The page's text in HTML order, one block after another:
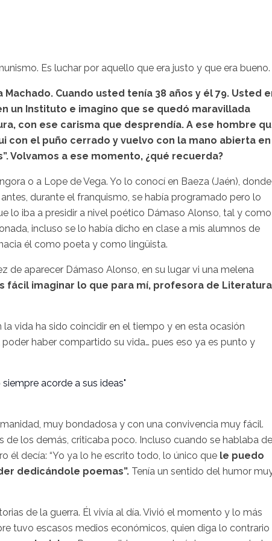
Es luchar por aquello que era justo y que era bueno.
Machado. Cuando usted tenía 38 años y él 79. Usted
un Instituto e imagino que se quedó maravillada
con ese carisma que desprendía. A ese hombre
con el puño cerrado y vuelvo con la mano abierta en
Volvamos a ese momento, ¿qué recuerda?
o a Lope de Vega. Yo lo conocí en Baeza (Jaén), donde
durante el franquismo, se había programado pero lo
lo iba a presidir a nivel poético Dámaso Alonso, tal y como
incluso se lo había dicho en clase a mis alumnos de
él como poeta y como lingüista.
de aparecer Dámaso Alonso, en su lugar vi una melena
fácil imaginar lo que para mí, profesora de
vida ha sido coincidir en el tiempo y en esta ocasión
poder haber compartido su vida… pues eso ya es punto y
acorde a sus ideas"
muy bondadosa y con una convivencia muy fácil.
los demás, criticaba poco. Incluso cuando se hablaba de
él decía: “Yo ya lo he escrito todo, lo único que le puedo
dedicándole poemas”. Tenía un sentido del humor
de la guerra. Él vivía al día. Vivió el momento y lo más
tuvo escasos medios económicos, quien diga lo contrario